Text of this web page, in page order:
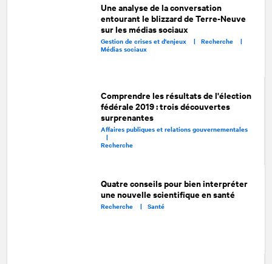
Une analyse de la conversation
entourant le blizzard de Terre-Neuve
sur les médias sociaux
Gestion de crises et d'enjeux |Recherche |
Médias sociaux
Comprendre les résultats de l'élection
fédérale 2019 : trois découvertes
surprenantes
Affaires publiques et relations gouvernementales
|
Recherche
Quatre conseils pour bien interpréter
une nouvelle scientifique en santé
Recherche |Santé